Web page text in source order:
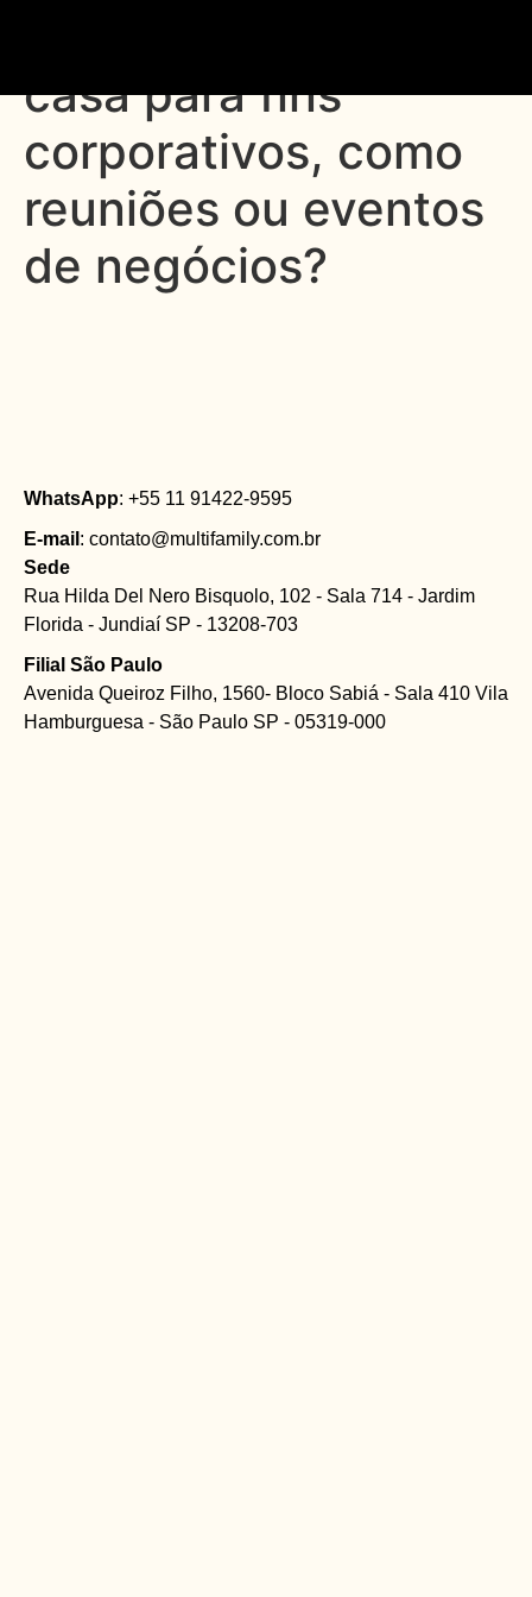
casa para fins
corporativos, como
reuniões ou eventos
de negócios?
WhatsApp: +55 11 91422-9595
E-mail : contato@multifamily.com.br
Sede
Rua Hilda Del Nero Bisquolo, 102 - Sala 714 - Jardim
Florida - Jundiaí SP - 13208-703
Filial São Paulo
Avenida Queiroz Filho, 1560- Bloco Sabiá - Sala 410 Vila
Hamburguesa - São Paulo SP - 05319-000